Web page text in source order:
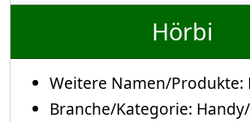
Hörbi
Weitere Namen/Produkte:
Branche/Kategorie: